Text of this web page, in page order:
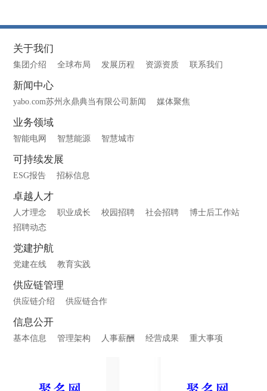
关于我们
集团介绍 全球布局 发展历程 资源资质 联系我们
新闻中心
yabo.com苏州永鼎典当有限公司新闻 媒体聚焦
业务领域
智能电网 智慧能源 智慧城市
可持续发展
ESG报告 招标信息
卓越人才
人才理念 职业成长 校园招聘 社会招聘
博士后工作站
招聘动态
党建护航
党建在线 教育实践
供应链管理
供应链介绍 供应链合作
信息公开
基本信息 管理架构 人事薪酬 经营成果 重大事项